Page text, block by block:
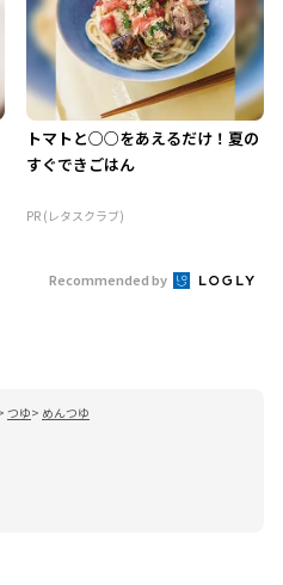
トマトと○○をあえるだけ！夏の
すぐできごはん
PR (レタスクラブ)
Recommended by
つゆ
めんつゆ